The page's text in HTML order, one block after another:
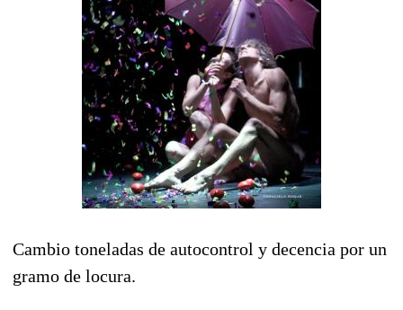
Cambio toneladas de autocontrol y decencia por un
gramo de locura.